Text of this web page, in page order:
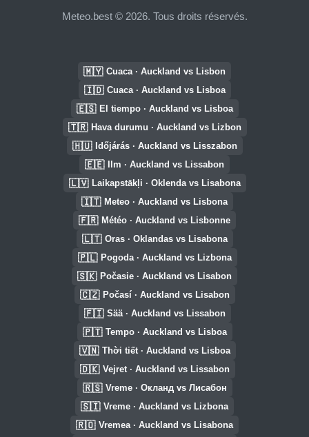
Meteo.best © 2026. Tous droits réservés.
🇲🇾 Cuaca · Auckland vs Lisbon
🇮🇩 Cuaca · Auckland vs Lisboa
🇪🇸 El tiempo · Auckland vs Lisboa
🇹🇷 Hava durumu · Auckland vs Lizbon
🇭🇺 Időjárás · Auckland vs Lisszabon
🇪🇪 Ilm · Auckland vs Lissabon
🇱🇻 Laikapstākļi · Oklenda vs Lisabona
🇮🇹 Meteo · Auckland vs Lisbona
🇫🇷 Météo · Auckland vs Lisbonne
🇱🇹 Oras · Oklandas vs Lisabona
🇵🇱 Pogoda · Auckland vs Lizbona
🇸🇰 Počasie · Auckland vs Lisabon
🇨🇿 Počasí · Auckland vs Lisabon
🇫🇮 Sää · Auckland vs Lissabon
🇵🇹 Tempo · Auckland vs Lisboa
🇻🇳 Thời tiết · Auckland vs Lisboa
🇩🇰 Vejret · Auckland vs Lissabon
🇷🇸 Vreme · Окланд vs Лисабон
🇸🇮 Vreme · Auckland vs Lizbona
🇷🇴 Vremea · Auckland vs Lisabona